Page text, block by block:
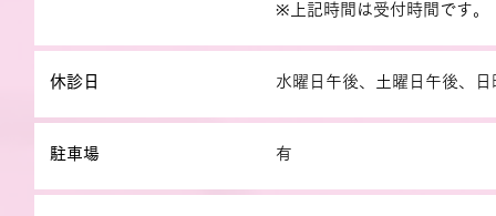
※上記時間は受付時間です。
休診日 水曜日午後、土曜日午後、
駐車場 有